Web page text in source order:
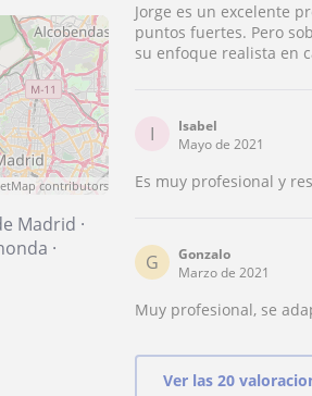
contributors
Madrid ·
·
Jorge es un excelente
puntos fuertes. Pero
su enfoque realista en
I
Isabel
Mayo de 2021
Es muy profesional y
G
Gonzalo
Marzo de 2021
Muy profesional, se
Ver las 20